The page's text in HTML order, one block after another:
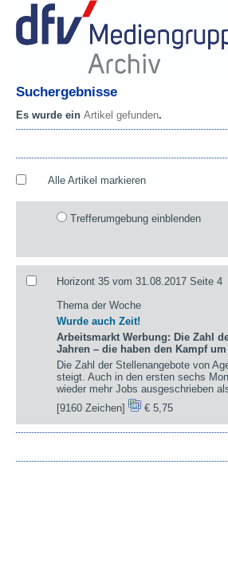
Suchergebnisse
Es wurde ein Artikel gefunden.
Alle Artikel markieren
Trefferumgebung einblenden
Horizont 35 vom 31.08.2017 Seite 4
Thema der Woche
Wurde auch Zeit!
Arbeitsmarkt Werbung: Die Zahl
Jahren – die haben den Kampf
Die Zahl der Stellenangebote von
steigt. Auch in den ersten sechs
wieder mehr Jobs ausgeschrieben
[9160 Zeichen]
€ 5,75